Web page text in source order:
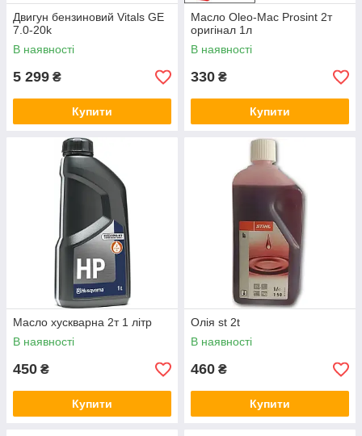
Двигун бензиновий Vitals GE
7.0-20k
В наявності
5 299 ₴
Купити
Масло Oleo-Mac Prosint 2т
оригінал 1л
В наявності
330 ₴
Купити
Масло хускварна 2т 1 літр
В наявності
450 ₴
Купити
Олія st 2t
В наявності
460 ₴
Купити